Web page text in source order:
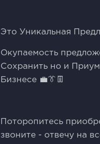
Это Уникальная
Окупаемость
Сохранить но и
Бизнесе 💼👔👖
Поторопитесь
звоните - отвечу на